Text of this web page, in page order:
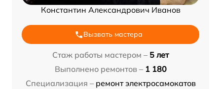
Константин Александрович Иванов
Вызвать мастера
Стаж работы мастером – 5 лет
Выполнено ремонтов – 1 180
Специализация – ремонт электросамокатов